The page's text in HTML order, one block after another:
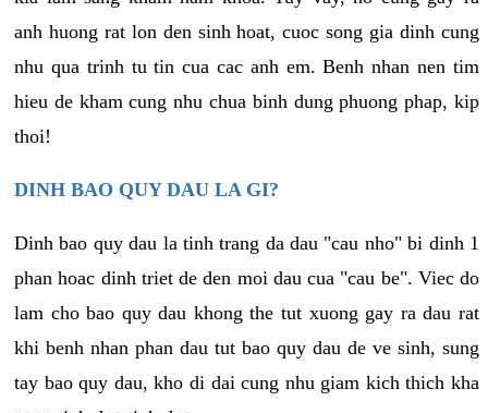
anh huong rat lon den sinh hoat, cuoc song gia dinh cung
nhu qua trinh tu tin cua cac anh em. Benh nhan nen tim
hieu de kham cung nhu chua binh dung phuong phap, kip
thoi!
DINH BAO QUY DAU LA GI?
Dinh bao quy dau la tinh trang da dau "cau nho" bi dinh 1
phan hoac dinh triet de den moi dau cua "cau be". Viec do
lam cho bao quy dau khong the tut xuong gay ra dau rat
khi benh nhan phan dau tut bao quy dau de ve sinh, sung
tay bao quy dau, kho di dai cung nhu giam kich thich kha